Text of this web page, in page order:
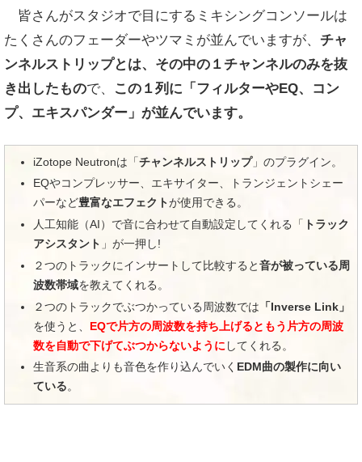
皆さんがスタジオで目にするミキシングコンソールは
たくさんのフェーダーやツマミが並んでいますが、 チャ
ンネルストリップとは、その中の１チャンネルのみを抜
き出したもので、
この１列に「フィルターやEQ、コン
プ、エキスパンダー」が並んでいます。
iZotope Neutronは「 チャンネルストリップ」のプラグイン。
EQやコンプレッサー、エキサイター、トランジェントシェー
パーなど豊富なエフェクトが使用できる。
人工知能（AI）で音に合わせて自動設定してくれる「
トラック
アシスタント 」が一押し!
２つのトラックにインサートして比較すると 音が被っている周
波数帯域を教えてくれる。
２つのトラックでぶつかっている周波数では 「Inverse Link」
を使うと、 EQで片方の周波数を持ち上げるともう片方の周波
数を自動で下げてぶつからないように してくれる。
生音系の曲よりも音色を作り込んでいく EDM曲の製作に向い
ている。